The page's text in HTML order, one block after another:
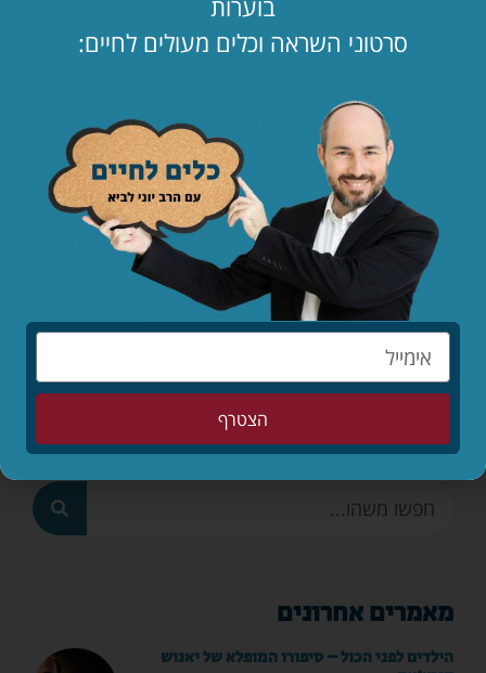
ארבעים שנה נעלמת וכולם הבינו שזכותה של מרים היא זו
שעזרה להם להרוות את צמאונם בחום הלוהט של המדבר.
זכותה תגן עלינו ועל כל ישראל.
כתבו תגובה
שתפו
מאמרים אחרונים
הילדים לפני הכול – סיפורו המופלא של יאנוש
סרטוני השראה וכלים מעולים לחיים:
הצטרף